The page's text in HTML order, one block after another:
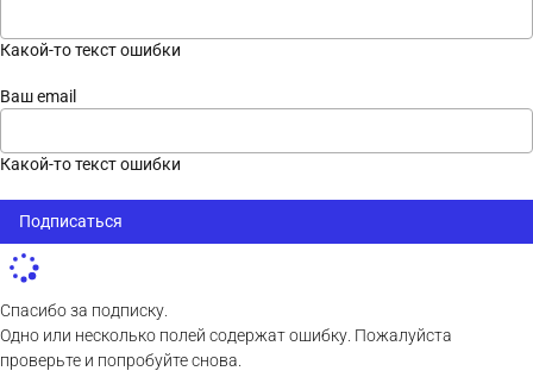
Какой-то текст ошибки
Ваш email
Какой-то текст ошибки
Подписаться
Спасибо за подписку.
Одно или несколько полей содержат ошибку. Пожалуйста
проверьте и попробуйте снова.